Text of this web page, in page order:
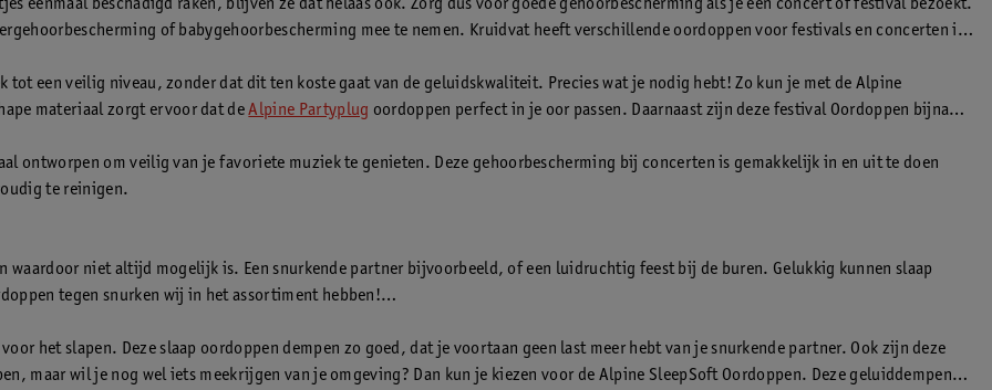
eenmaal beschadigd raken, blijven ze dat helaas ook. Zorg dus voor goede gehoorbescherming als je een concert of festival bezoekt.
of babygehoorbescherming mee te nemen. Kruidvat heeft verschillende oordoppen voor festivals en concerten in
tot een veilig niveau, zonder dat dit ten koste gaat van de geluidskwaliteit. Precies wat je nodig hebt! Zo kun je met de Alpine
materiaal zorgt ervoor dat deAlpine Partyplug oordoppen perfect in je oor passen. Daarnaast zijn deze festival Oordoppen bijna
ontworpen om veilig van je favoriete muziek te genieten. Deze gehoorbescherming bij concerten is gemakkelijk in en uit te doen
te reinigen.
waardoor niet altijd mogelijk is. Een snurkende partner bijvoorbeeld, of een luidruchtig feest bij de buren. Gelukkig kunnen slaap
tegen snurken wij in het assortiment hebben!
het slapen. Deze slaap oordoppen dempen zo goed, dat je voortaan geen last meer hebt van je snurkende partner. Ook zijn deze
maar wil je nog wel iets meekrijgen van je omgeving? Dan kun je kiezen voor de Alpine SleepSoft Oordoppen. Deze geluiddempende